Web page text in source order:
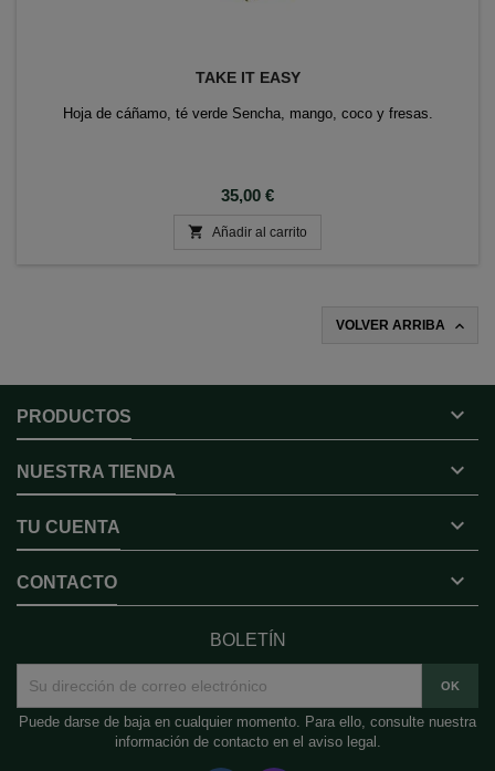
TAKE IT EASY
Hoja de cáñamo, té verde Sencha, mango, coco y fresas.
Precio
35,00 €
 Añadir al carrito
VOLVER ARRIBA 
PRODUCTOS 
NUESTRA TIENDA 
TU CUENTA 
CONTACTO 
BOLETÍN
Puede darse de baja en cualquier momento. Para ello, consulte nuestra
información de contacto en el aviso legal.